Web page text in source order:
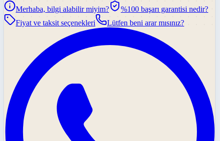
Merhaba, bilgi alabilir miyim?
%100 başarı garantisi nedir?
Fiyat ve taksit seçenekleri
Lütfen beni arar mısınız?